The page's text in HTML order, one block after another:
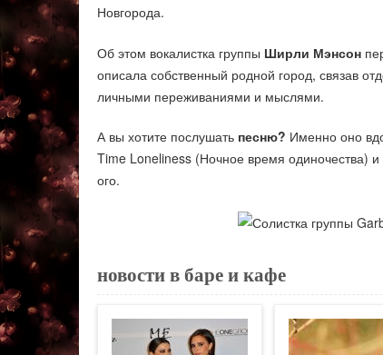
Новгорода.
Об этом вокалистка группы Ширли Мэнсон
описала собственный родной город, связав
личными переживаниями и мыслями.
А вы хотите послушать песню? Именно оно
Time Loneliness (Ночное время одиночества)
ого.
новости в баре и кафе